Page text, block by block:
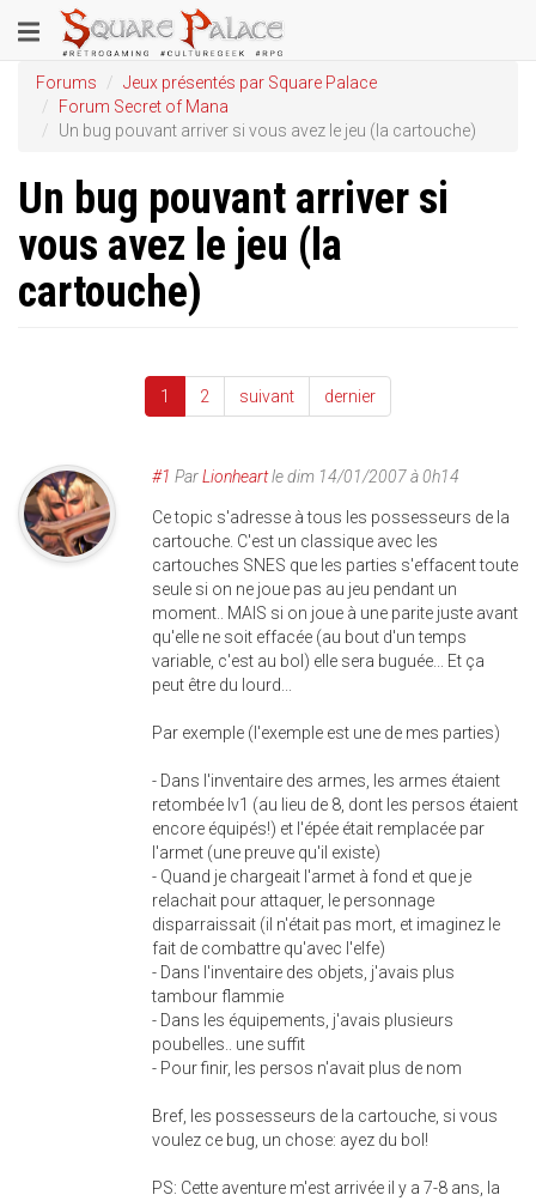
au
contenu
principal
Toggle
navigation
Forums
Jeux présentés par Square Palace
Forum Secret of Mana
Un bug pouvant arriver si vous avez le jeu (la cartouche)
Un bug pouvant arriver si
vous avez le jeu (la
cartouche)
1 2 suivant dernier
#1 ParLionheartledim 14/01/2007 à 0h14
Ce topic s'adresse à tous les possesseurs de la
cartouche. C'est un classique avec les
cartouches SNES que les parties s'effacent toute
seule si on ne joue pas au jeu pendant un
moment.. MAIS si on joue à une parite juste avant
qu'elle ne soit effacée (au bout d'un temps
variable, c'est au bol) elle sera buguée... Et ça
peut être du lourd...
Par exemple (l'exemple est une de mes parties)
- Dans l'inventaire des armes, les armes étaient
retombée lv1 (au lieu de 8, dont les persos étaient
encore équipés!) et l'épée était remplacée par
l'armet (une preuve qu'il existe)
- Quand je chargeait l'armet à fond et que je
relachait pour attaquer, le personnage
disparraissait (il n'était pas mort, et imaginez le
fait de combattre qu'avec l'elfe)
- Dans l'inventaire des objets, j'avais plus
tambour flammie
- Dans les équipements, j'avais plusieurs
poubelles.. une suffit
- Pour finir, les persos n'avait plus de nom
Bref, les possesseurs de la cartouche, si vous
voulez ce bug, un chose: ayez du bol!
PS: Cette aventure m'est arrivée il y a 7-8 ans, la